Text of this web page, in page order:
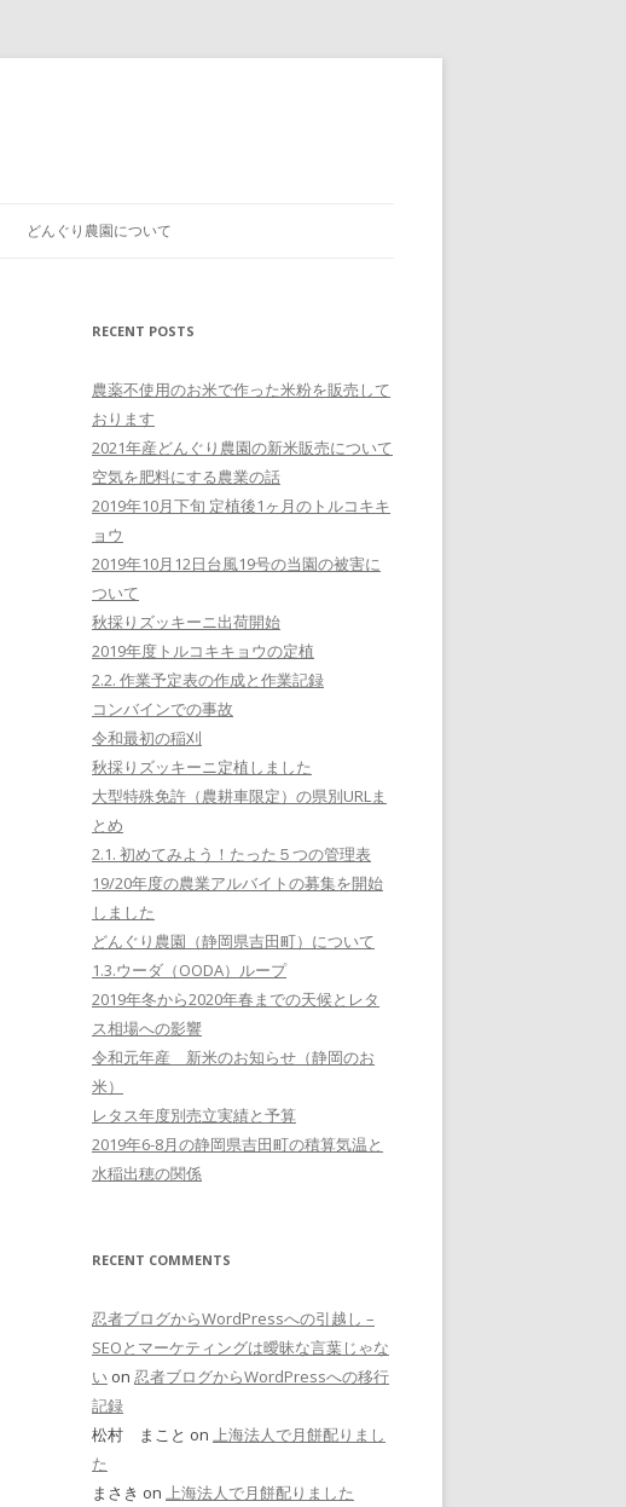
どんぐり農園について
RECENT POSTS
農薬不使用のお米で作った米粉を販売して
おります
2021年産どんぐり農園の新米販売について
空気を肥料にする農業の話
2019年10月下旬 定植後1ヶ月のトルコキキ
ョウ
2019年10月12日台風19号の当園の被害に
ついて
秋採りズッキーニ出荷開始
2019年度トルコキキョウの定植
2.2. 作業予定表の作成と作業記録
コンバインでの事故
令和最初の稲刈
秋採りズッキーニ定植しました
大型特殊免許（農耕車限定）の県別URLま
とめ
2.1. 初めてみよう！たった５つの管理表
19/20年度の農業アルバイトの募集を開始
しました
どんぐり農園（静岡県吉田町）について
1.3.ウーダ（OODA）ループ
2019年冬から2020年春までの天候とレタ
ス相場への影響
令和元年産 新米のお知らせ（静岡のお
米）
レタス年度別売立実績と予算
2019年6-8月の静岡県吉田町の積算気温と
水稲出穂の関係
RECENT COMMENTS
忍者ブログからWordPressへの引越し –
SEOとマーケティングは曖昧な言葉じゃな
い on 忍者ブログからWordPressへの移行
記録
松村 まこと on 上海法人で月餅配りまし
た
まさき on 上海法人で月餅配りました